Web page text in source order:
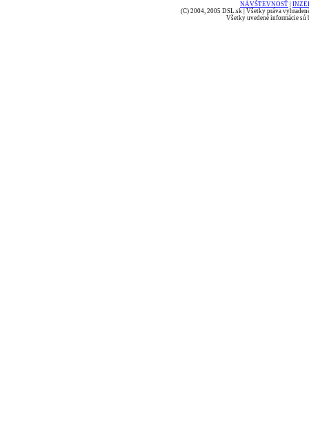
NÁVŠTEVNOSŤ
(C) 2004, 2005 DSL.sk | Všetky práva
Všetky uvedené informácie sú